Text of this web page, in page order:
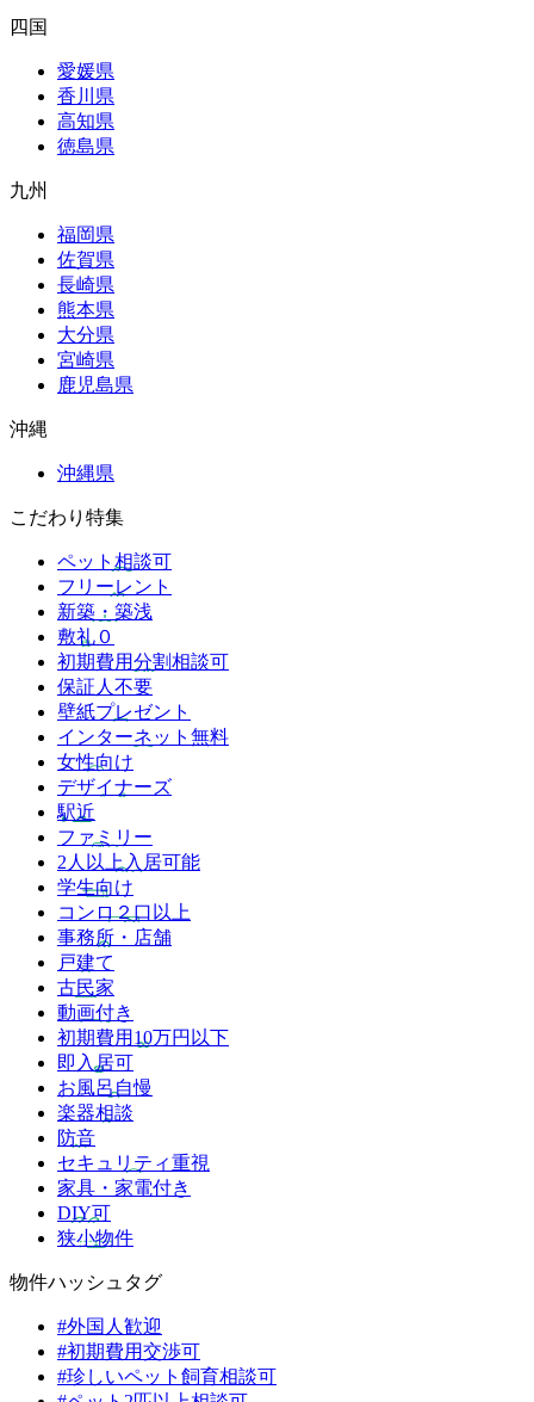
四国
愛媛県
香川県
高知県
徳島県
九州
福岡県
佐賀県
長崎県
熊本県
大分県
宮崎県
鹿児島県
沖縄
沖縄県
こだわり特集
ペット相談可
フリーレント
新築・築浅
敷礼０
初期費用分割相談可
保証人不要
壁紙プレゼント
インターネット無料
女性向け
デザイナーズ
駅近
ファミリー
2人以上入居可能
学生向け
コンロ２口以上
事務所・店舗
戸建て
古民家
動画付き
初期費用10万円以下
即入居可
お風呂自慢
楽器相談
防音
セキュリティ重視
家具・家電付き
DIY可
狭小物件
物件ハッシュタグ
#外国人歓迎
#初期費用交渉可
#珍しいペット飼育相談可